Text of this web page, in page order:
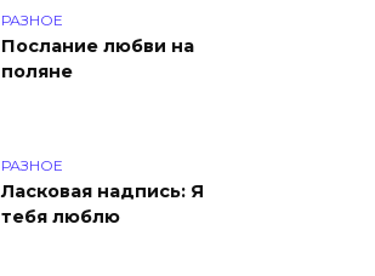
РАЗНОЕ
Послание любви на
поляне
РАЗНОЕ
Ласковая надпись: Я
тебя люблю